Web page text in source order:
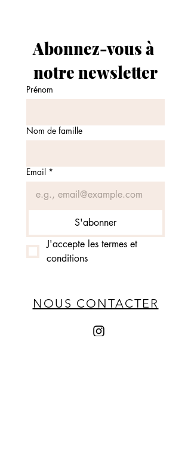
Abonnez-vous à
notre newsletter
Prénom
Nom de famille
Email *
S'abonner
J'accepte les termes et
conditions
NOUS CONTACTER